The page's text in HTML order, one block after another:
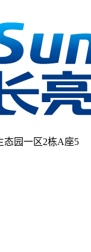
态园一区2栋A座5